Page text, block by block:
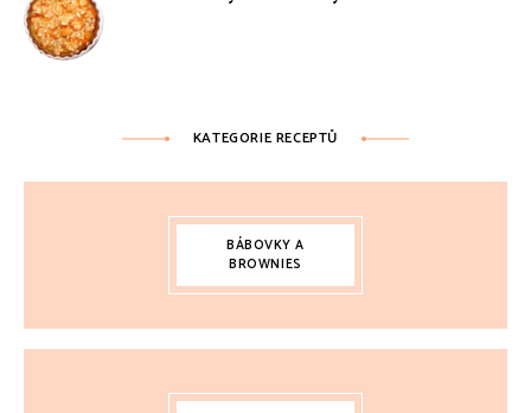
KATEGORIE RECEPTŮ
BÁBOVKY A
BROWNIES